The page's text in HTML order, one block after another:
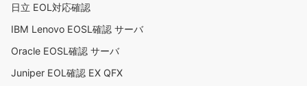
日立 EOL対応確認
IBM Lenovo EOSL確認 サーバ
Oracle EOSL確認 サーバ
Juniper EOL確認 EX QFX